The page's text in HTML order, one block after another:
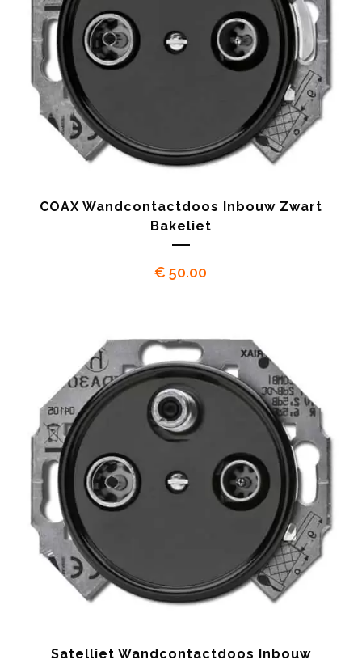
COAX Wandcontactdoos Inbouw Zwart
Bakeliet
€ 50.00
Satelliet Wandcontactdoos Inbouw